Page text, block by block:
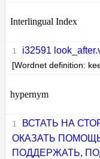
Interlingual Index
i32591
[Wordnet definition:
hypernym
ВСТАТЬ НА
ОКАЗАТЬ
ПОДДЕРЖАТЬ,